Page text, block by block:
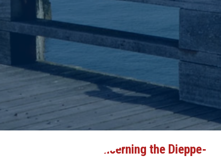
Press releases concerning the Dieppe-